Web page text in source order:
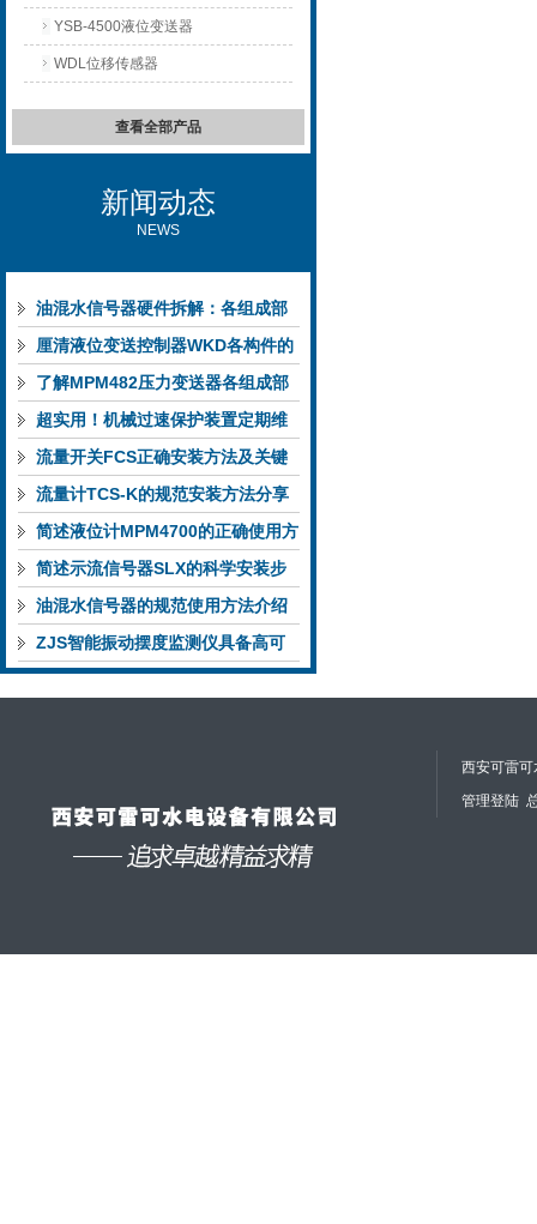
YSB-4500液位变送器
WDL位移传感器
查看全部产品
新闻动态
NEWS
油混水信号器硬件拆解：各组成部
件的功能特点与性能指标
厘清液位变送控制器WKD各构件的
功能特性稳定完成液位监测
了解MPM482压力变送器各组成部
件功能特点有助于提升选型合理性
超实用！机械过速保护装置定期维
护保养方法大汇总
流量开关FCS正确安装方法及关键
要点专业分享
流量计TCS-K的规范安装方法分享
简述液位计MPM4700的正确使用方
法
简述示流信号器SLX的科学安装步
骤
油混水信号器的规范使用方法介绍
ZJS智能振动摆度监测仪具备高可
靠性与自诊断能力
西安可雷
管理登陆